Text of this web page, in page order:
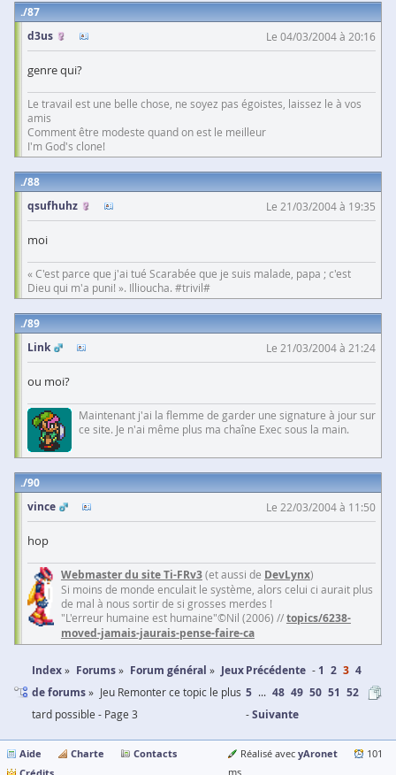
87
d3us
Le 04/03/2004 à 20:16
genre qui?
Le travail est une belle chose, ne soyez pas égoistes, laissez le à vos
amis
Comment être modeste quand on est le meilleur
I'm God's clone!
88
qsufhuhz
Le 21/03/2004 à 19:35
moi
« C'est parce que j'ai tué Scarabée que je suis malade, papa ; c'est
Dieu qui m'a puni! ». Illioucha. #trivil#
89
Link
Le 21/03/2004 à 21:24
ou moi?
Maintenant j'ai la flemme de garder une signature à jour sur
ce site. Je n'ai même plus ma chaîne Exec sous la main.
90
vince
Le 22/03/2004 à 11:50
hop
Webmaster du site Ti-FRv3(et aussi de DevLynx)
Si moins de monde enculait le système, alors celui ci aurait plus
de mal à nous sortir de si grosses merdes !
"L'erreur humaine est humaine"©Nil (2006) //topics/6238-
moved-jamais-jaurais-pense-faire-ca
Index Forums Forum général
Jeux
de forums
Jeu Remonter ce topic le plus
tard possible - Page 3
Précédente 1 2 3 4
5 ... 48 49 50 51 52
Suivante
Aide Charte
Contacts
Réalisé avec yAronet
101